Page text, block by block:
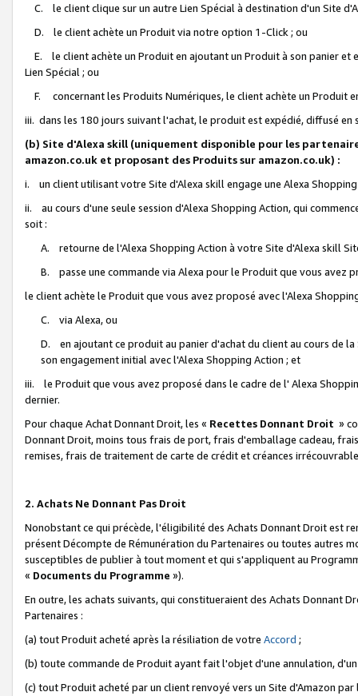
C. le client clique sur un autre Lien Spécial à destination d'un Site
D. le client achète un Produit via notre option 1-Click ; ou
E. le client achète un Produit en ajoutant un Produit à son panier et
Lien Spécial ; ou
F. concernant les Produits Numériques, le client achète un Produit
iii. dans les 180 jours suivant l'achat, le produit est expédié, diffusé
(b) Site d'Alexa skill (uniquement disponible pour les
amazon.co.uk et proposant des Produits sur amazon.co.uk) :
i. un client utilisant votre Site d'Alexa skill engage une Alexa
ii. au cours d'une seule session d'Alexa Shopping Action, qui
soit :
A. retourne de l'Alexa Shopping Action à votre Site d'Alexa skill
B. passe une commande via Alexa pour le Produit que vous avez
le client achète le Produit que vous avez proposé avec l'Alexa
C. via Alexa, ou
D. en ajoutant ce produit au panier d'achat du client au cours de
son engagement initial avec l'Alexa Shopping Action ; et
iii. le Produit que vous avez proposé dans le cadre de l' Alexa
dernier.
Pour chaque Achat Donnant Droit, les « Recettes Donnant Droit »
Donnant Droit, moins tous frais de port, frais d'emballage cadeau,
remises, frais de traitement de carte de crédit et créances
2. Achats Ne Donnant Pas Droit
Nonobstant ce qui précède, l'éligibilité des Achats Donnant Droit est
présent Décompte de Rémunération du Partenaires ou toutes autres
susceptibles de publier à tout moment et qui s'appliquent au
« Documents du Programme »).
En outre, les achats suivants, qui constitueraient des Achats Donnant
Partenaires :
(a) tout Produit acheté après la résiliation de votre Accord ;
(b) toute commande de Produit ayant fait l'objet d'une annulation,
(c) tout Produit acheté par un client renvoyé vers un Site d'Amazon